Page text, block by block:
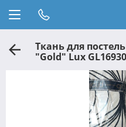
Ткань для
"Gold" Lux GL16930